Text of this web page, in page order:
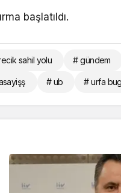
başlatıldı.
sahil yolu # gündem
# ub # urfa